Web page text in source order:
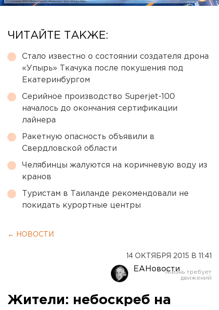
ЧИТАЙТЕ ТАКЖЕ:
Стало известно о состоянии создателя дрона
«Упырь» Ткачука после покушения под
Екатеринбургом
Серийное производство Superjet-100
началось до окончания сертификации
лайнера
Ракетную опасность объявили в
Свердловской области
Челябинцы жалуются на коричневую воду из
кранов
Туристам в Таиланде рекомендовали не
покидать курортные центры
← НОВОСТИ
14 ОКТЯБРЯ 2015 В 11:41
ЕАНовости
Жители: небоскреб на